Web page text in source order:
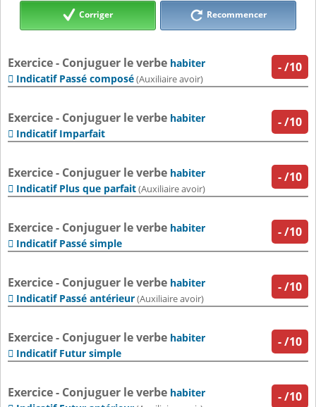
Corriger Recommencer
-/10
Exercice - Conjuguer le verbe habiter
 Indicatif Passé composé(Auxiliaire avoir)
-/10
Exercice - Conjuguer le verbe habiter
 Indicatif Imparfait
-/10
Exercice - Conjuguer le verbe habiter
 Indicatif Plus que parfait(Auxiliaire avoir)
-/10
Exercice - Conjuguer le verbe habiter
 Indicatif Passé simple
-/10
Exercice - Conjuguer le verbe habiter
 Indicatif Passé antérieur(Auxiliaire avoir)
-/10
Exercice - Conjuguer le verbe habiter
 Indicatif Futur simple
-/10
Exercice - Conjuguer le verbe habiter